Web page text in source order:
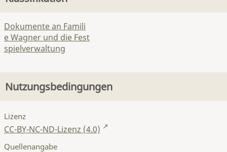
Dokumente an Famili
e Wagner und die Fest
spielverwaltung
Nutzungsbedingungen
Lizenz
CC-BY-NC-ND-Lizenz (4.0)
Quellenangabe